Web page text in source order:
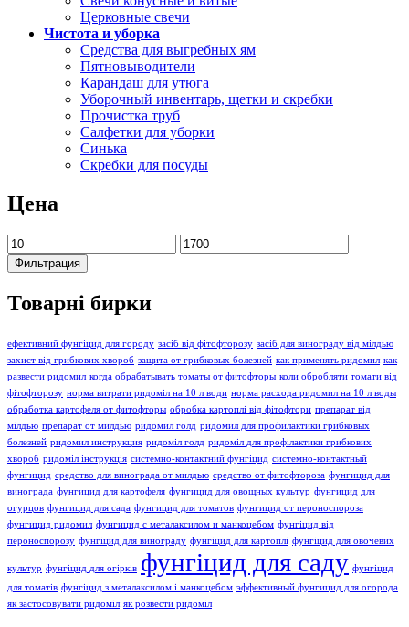
Церковные свечи
Чистота и уборка
Средства для выгребных ям
Пятновыводители
Карандаш для утюга
Уборочный инвентарь, щетки и скребки
Прочистка труб
Салфетки для уборки
Синька
Скребки для посуды
Цена
Минимальная
цена
Максимальная
цена
Фильтрация
Товарні бирки
ефективний фунгіцид для городу засіб від фітофторозу засіб для винограду від мілдью
захист від грибкових хвороб защита от грибковых болезней как применять ридомил как
развести ридомил когда обрабатывать томаты от фитофторы коли обробляти томати від
фітофторозу норма витрати ридоміл на 10 л води норма расхода ридомил на 10 л воды
обработка картофеля от фитофторы обробка картоплі від фітофтори препарат від
мілдью препарат от милдью ридомил голд ридомил для профилактики грибковых
болезней ридомил инструкция ридоміл голд ридоміл для профілактики грибкових
хвороб ридоміл інструкція системно-контактний фунгіцид системно-контактный
фунгицид средство для винограда от милдью средство от фитофтороза фунгицид для
винограда фунгицид для картофеля фунгицид для овощных культур фунгицид для
огурцов фунгицид для сада фунгицид для томатов фунгицид от пероноспороза
фунгицид ридомил фунгицид с металаксилом и манкоцебом фунгіцид від
пероноспорозу фунгіцид для винограду фунгіцид для картоплі фунгіцид для овочевих
культур фунгіцид для огірків фунгіцид для саду фунгіцид
для томатів фунгіцид з металаксилом і манкоцебом эффективный фунгицид для огорода
як застосовувати ридоміл як розвести ридоміл